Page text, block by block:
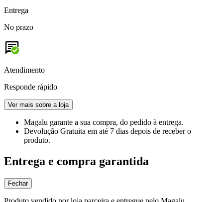
Entrega
No prazo
Atendimento
Responde rápido
Ver mais sobre a loja
Magalu garante a sua compra, do pedido à entrega.
Devolução Gratuita em até 7 dias depois de receber o
produto.
Entrega e compra garantida
Fechar